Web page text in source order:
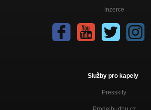
Inzerce
Služby pro kapely
Presskity